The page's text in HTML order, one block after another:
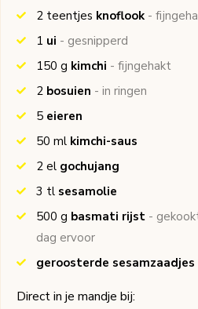
2 teentjes knoflook -
1 ui - gesnipperd
150 g kimchi - fijngehakt
2 bosuien - in ringen
5 eieren
50 ml kimchi-saus
2 el gochujang
3 tl sesamolie
500 g basmati rijst -
dag ervoor
geroosterde sesamzaadjes
Direct in je mandje bij: